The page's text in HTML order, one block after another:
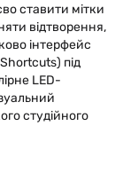
ставити мітки
відтворення,
інтерфейс
під
LED-
студійного